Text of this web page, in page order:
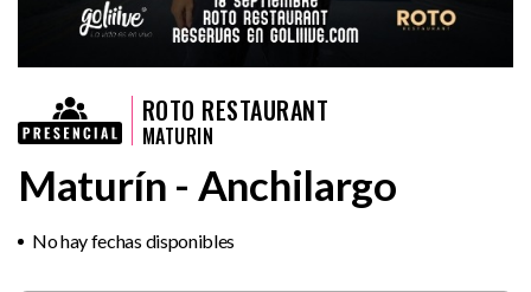
ROTO RESTAURANT
MATURIN
Maturín - Anchilargo
No hay fechas disponibles